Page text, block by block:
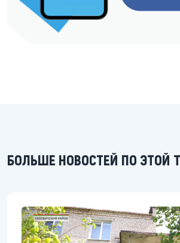
БОЛЬШЕ НОВОСТЕЙ ПО ЭТОЙ